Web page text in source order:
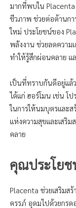
มากที่พบใน
ชีวภาพ ช่วยต่อต้านกา
ใหม่ ประโยชน์ของ
พลังงาน ช่วยลดความ
ทำให้รู้สึกผ่อนคลาย แ
เป็นที่ทราบกันดีอยู่แล้
ได้แก่ ฮอร์โมน เช่น โ
ในการให้นมบุตรและ
แห่งความสุขและเสริ
คลาย
คุณประโยช
Placenta ช่วยเสริมส
ครรภ์ อุดมไปด้วยกรด